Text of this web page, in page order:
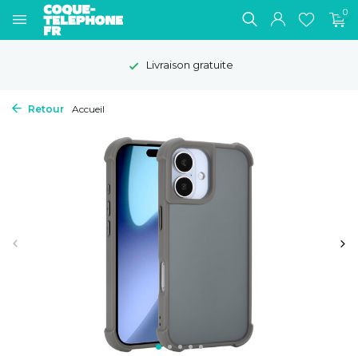
0
Livraison gratuite
Retour Accueil